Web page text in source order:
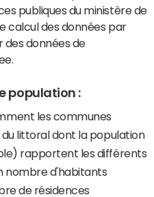
publiques du ministère de
calcul des données par
des données de
population :
les communes
littoral dont la population
rapportent les différents
nombre d'habitants
de résidences